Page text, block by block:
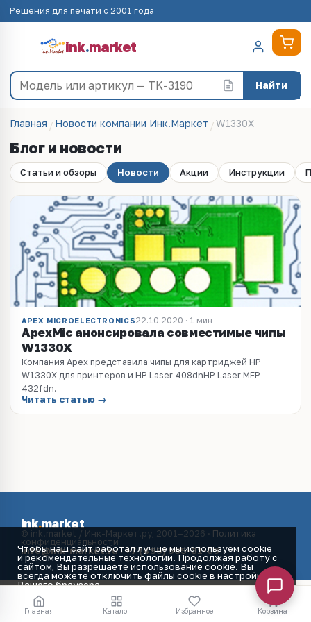
Решения для печати с 2001 года
ink.market
Найти
Главная Новости компании Инк.Маркет W1330X
Блог и новости
Статьи и обзоры Новости Акции Инструкции
APEX MICROELECTRONICS22.10.2020 · 1 мин
ApexMic анонсировала совместимые чипы
W1330X
Компания Apex представила чипы для картриджей HP
W1330X для принтеров и HP Laser 408dnHP Laser MFP
432fdn.
Читать статью →
ink.market
© ink.market / Инк-Маркет.ру, 2001–2026 · Политика
конфиденциальности
info@ink-market.ru·+7 (495) 565-31-09
Главная Каталог Избранное Корзина
Чтобы наш сайт работал лучше мы используем cookie
и рекомендательные технологии. Продолжая работу с
сайтом, Вы разрешаете использование cookie. Вы
всегда можете отключить файлы cookie в настройках
Вашего браузера.
Принять